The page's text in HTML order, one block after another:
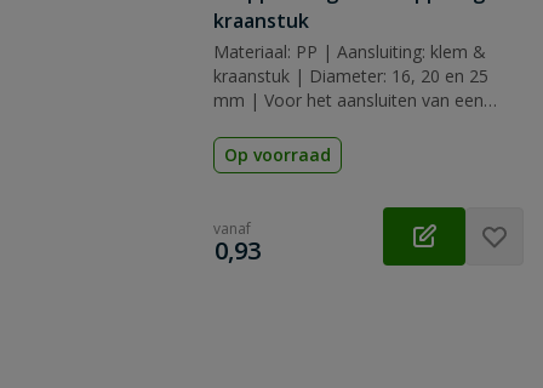
kraanstuk
Materiaal: PP | Aansluiting: klem &
kraanstuk | Diameter: 16, 20 en 25
mm | Voor het aansluiten van een
Op voorraad
vanaf
€
0,93